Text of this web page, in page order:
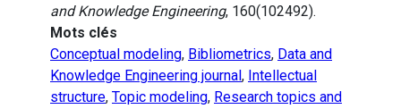
and Knowledge Engineering, 160(102492).
Mots clés
Conceptual modeling, Bibliometrics, Data and
Knowledge Engineering journal , Intellectual
structure, Topic modeling, Research topics and